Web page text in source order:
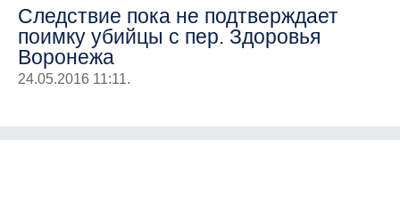
Следствие пока не подтверждает
поимку убийцы с пер. Здоровья
Воронежа
24.05.2016 11:11.